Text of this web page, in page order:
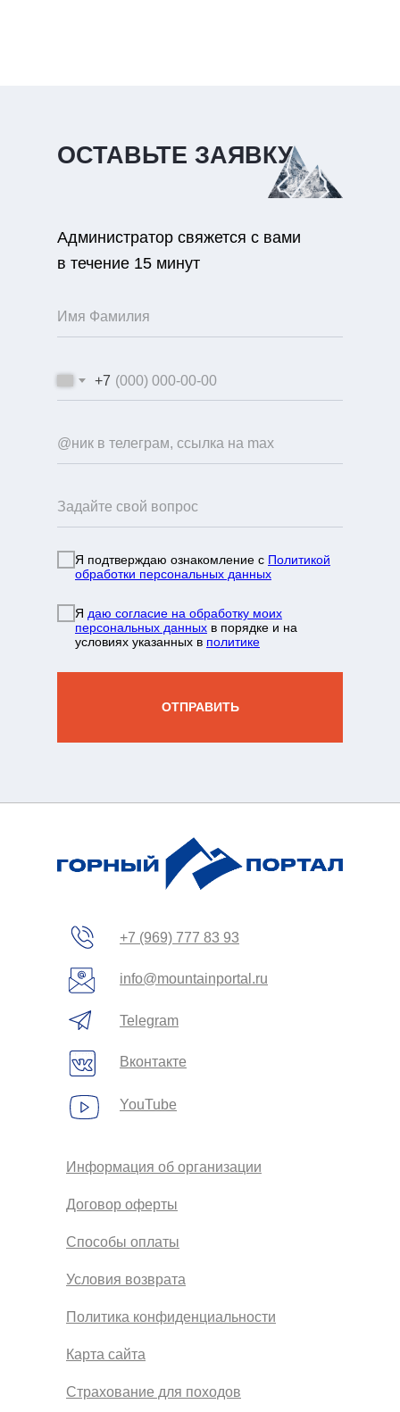
ОСТАВЬТЕ ЗАЯВКУ
Администратор свяжется с вами
в течение 15 минут
+7
Я подтверждаю ознакомление с Политикой
обработки персональных данных
Я даю согласие на обработку моих
персональных данных в порядке и на
условиях указанных в политике
ОТПРАВИТЬ
info@mountainportal.ru
Политика конфиденциальности
Договор оферты
Способы оплаты
Условия возврата
Информация об организации
+7 931 244 38 87
info@mountainportal.ru
+7 (969) 777 83 93
Telegram
Вконтакте
YouTube
Карта сайта
Страхование для походов